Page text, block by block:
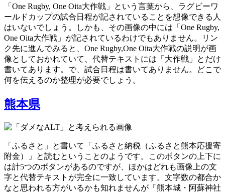
「One Rugby, One Oita大作戦」という言葉から、ラグビーワ
ールドカップの試合日程が記されていることを想像できる人
はいないでしょう。しかも、その画像の中には「One Rugby,
One Oita大作戦」が記されているわけでもありません。リン
ク先に進んでみると、One Rugby,One Oita大作戦の説明が画
像としておかれていて、代替テキストには「大作戦」とだけ
書いてあります。で、試合日程は書いてありません。どこで
何を伝えるのか整理が必要でしょう。
熊本県
「ふるさと」と書いて「ふるさと納税（ふるさと熊本応援寄
附金）」と読むということのようです。このボタンの上下に
は計5つのボタンがあるのですが、ほかはどれも画像上の文
字と代替テキストが完全に一致しています。文字数の都合か
なと思われる方がいるかも知れませんが「熊本城・阿蘇神社